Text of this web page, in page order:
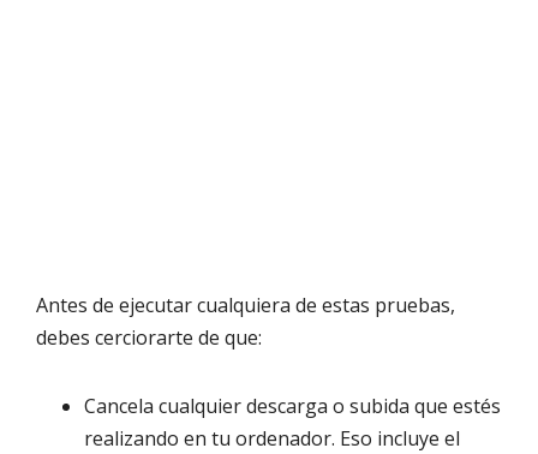
Antes de ejecutar cualquiera de estas pruebas,
debes cerciorarte de que:
Cancela cualquier descarga o subida que estés
realizando en tu ordenador. Eso incluye el